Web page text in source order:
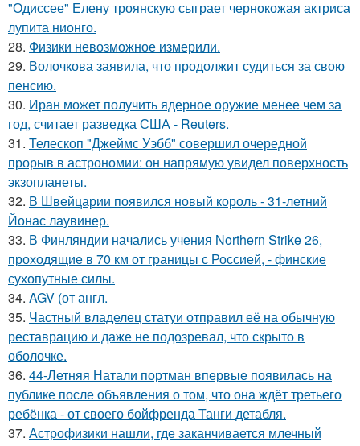
"Одиссее" Елену троянскую сыграет чернокожая актриса
лупита нионго.
28. Физики невозможное измерили.
29. Волочкова заявила, что продолжит судиться за свою
пенсию.
30. Иран может получить ядерное оружие менее чем за
год, считает разведка США - Reuters.
31. Телескоп "Джеймс Уэбб" совершил очередной
прорыв в астрономии: он напрямую увидел поверхность
экзопланеты.
32. В Швейцарии появился новый король - 31-летний
Йонас лаувинер.
33. В Финляндии начались учения Northern Strike 26,
проходящие в 70 км от границы с Россией, - финские
сухопутные силы.
34. AGV (от англ.
35. Частный владелец статуи отправил её на обычную
реставрацию и даже не подозревал, что скрыто в
оболочке.
36. 44-Летняя Натали портман впервые появилась на
публике после объявления о том, что она ждёт третьего
ребёнка - от своего бойфренда Танги детабля.
37. Астрофизики нашли, где заканчивается млечный